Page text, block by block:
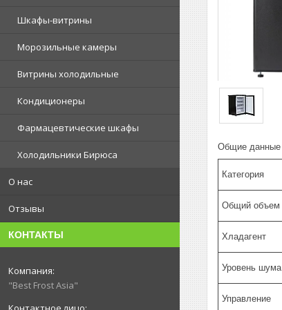
Шкафы-витрины
Морозильные камеры
Витрины холодильные
Кондиционеры
Фармацевтические шкафы
Холодильники Бирюса
О нас
Отзывы
КОНТАКТЫ
"Best Frost Asia"
Общие данные
Категория
Общий объем
Хладагент
Уровень шума
Управление